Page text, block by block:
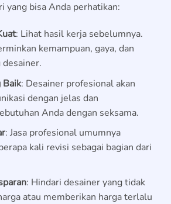
yang bisa Anda perhatikan:
: Lihat hasil kerja sebelumnya.
kemampuan, gaya, dan
Baik: Desainer profesional akan
dengan jelas dan
Anda dengan seksama.
: Jasa profesional umumnya
kali revisi sebagai bagian dari
: Hindari desainer yang tidak
atau memberikan harga terlalu